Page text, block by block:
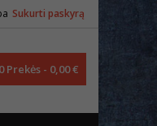
Sukurti paskyrą
0 Prekės - 0,00 €